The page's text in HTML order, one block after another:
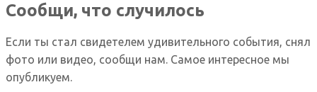
Сообщи, что случилось
Если ты стал свидетелем удивительного события, снял
фото или видео, сообщи нам. Самое интересное мы
опубликуем.